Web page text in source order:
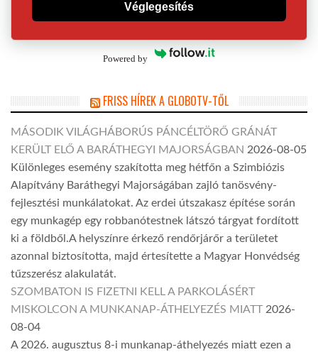
Véglegesítés
Powered by
FRISS HÍREK A GLOBOTV-TŐL
MÁSODIK VILÁGHÁBORÚS PÁNCÉLTÖRŐ GRÁNÁT
KERÜLT ELŐ A BARÁTHEGYI MAJORSÁGBAN 2026-08-05
Különleges esemény szakította meg hétfőn a Szimbiózis
Alapítvány Baráthegyi Majorságában zajló tanösvény-
fejlesztési munkálatokat. Az erdei útszakasz építése során
egy munkagép egy robbanótestnek látszó tárgyat fordított
ki a földből.A helyszínre érkező rendőrjárőr a területet
azonnal biztosította, majd értesítette a Magyar Honvédség
tűzszerész alakulatát.
SZOMBATON IS FIZETNI KELL A PARKOLÁSÉRT
MISKOLCON A MUNKANAP-ÁTHELYEZÉS MIATT 2026-
08-04
A 2026. augusztus 8-i munkanap-áthelyezés miatt ezen a